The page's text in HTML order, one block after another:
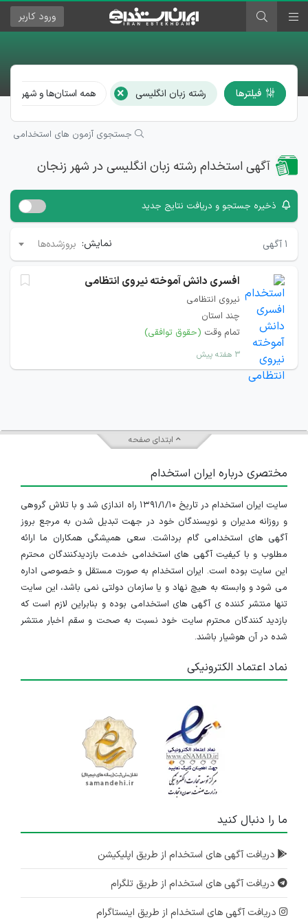
ورود کاربر
فیلترها رشته زبان انگلیسی × همه استان‌ها و شهرها
جستجوی آزمون های استخدامی
آگهی استخدام رشته زبان انگلیسی در شهر زنجان
ذخیره جستجو و دریافت نتایج جدید
۱ آگهی نمایش: بروزشده‌ها
افسری دانش آموخته نیروی انتظامی
نیروی انتظامی
چند استان
تمام وقت (حقوق توافقی)
۳ هفته پیش
ابتدای صفحه
مختصری درباره ایران استخدام
سایت ایران استخدام در تاریخ ۱۳۹۱/۱/۱۰ راه اندازی شد و با تلاش گروهی
و روزانه مدیران و نویسندگان خود در جهت تبدیل شدن به مرجع بروز
آگهی های استخدامی گام برداشت. سعی همیشگی همکاران ما ارائه
مطلوب و با کیفیت آگهی های استخدامی خدمت بازدیدکنندگان محترم
این سایت بوده است. ایران استخدام به صورت مستقل و خصوصی اداره
می شود و وابسته به هیچ نهاد و یا سازمان دولتی نمی باشد، این سایت
تنها منتشر کننده ی آگهی های استخدامی بوده و بنابراین لازم است که
بازدید کنندگان محترم سایت خود نسبت به صحت و سقم اخبار منتشر
شده در آن هوشیار باشند.
نماد اعتماد الکترونیکی
ما را دنبال کنید
دریافت آگهی های استخدام از طریق اپلیکیشن
دریافت آگهی های استخدام از طریق تلگرام
دریافت آگهی های استخدام از طریق اینستاگرام